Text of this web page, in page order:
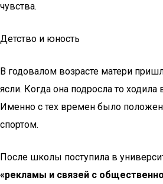
чувства.
Детство и юность
В годовалом возрасте матери
ясли. Когда она подросла то
Именно с тех времен было
спортом.
После школы поступила в
«рекламы и связей с